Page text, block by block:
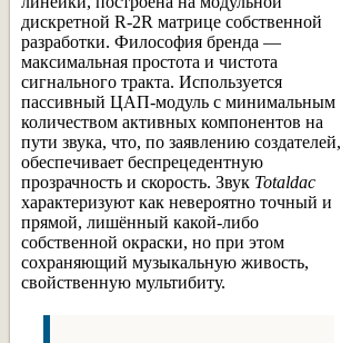
дискретной R-2R матрице собственной
разработки. Философия бренда —
максимальная простота и чистота
сигнального тракта. Используется
пассивный ЦАП-модуль с минимальным
количеством активных компонентов на
пути звука, что, по заявлению создателей,
обеспечивает беспрецедентную
прозрачность и скорость. Звук Totaldac
характеризуют как невероятно точный и
прямой, лишённый какой-либо
собственной окраски, но при этом
сохраняющий музыкальную живость,
свойственную мультибиту.